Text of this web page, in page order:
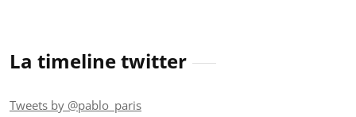
La timeline twitter
Tweets by @pablo_paris